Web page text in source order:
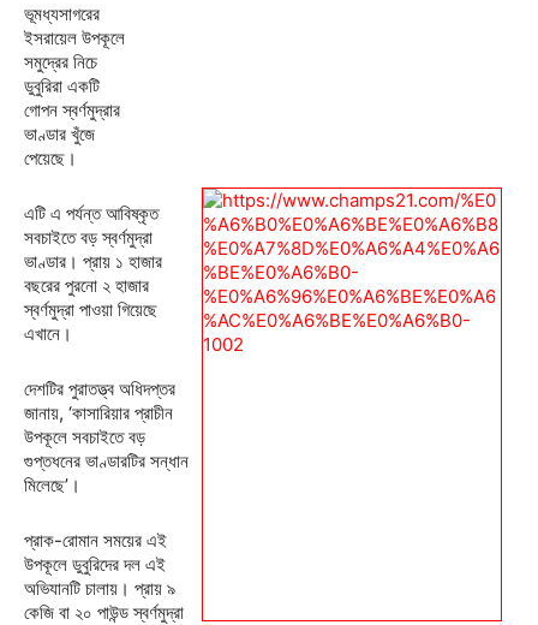
ভূমধ্যসাগরের
ইসরায়েল উপকূলে
সমুদ্রের নিচে
ডুবুরিরা একটি
গোপন স্বর্ণমুদ্রার
ভাণ্ডার খুঁজে
পেয়েছে।
এটি এ পর্যন্ত আবিষ্কৃত
সবচাইতে বড় স্বর্ণমুদ্রা
ভাণ্ডার। প্রায় ১ হাজার
বছরের পুরনো ২ হাজার
স্বর্ণমুদ্রা পাওয়া গিয়েছে
এখানে।
দেশটির পুরাতত্ত্ব অধিদপ্তর
জানায়, ‘কাসারিয়ার প্রাচীন
উপকূলে সবচাইতে বড়
গুপ্তধনের ভাণ্ডারটির সন্ধান
মিলেছে’।
প্রাক-রোমান সময়ের এই
উপকূলে ডুবুরিদের দল এই
অভিযানটি চালায়। প্রায় ৯
কেজি বা ২০ পাউন্ড স্বর্ণমুদ্রা